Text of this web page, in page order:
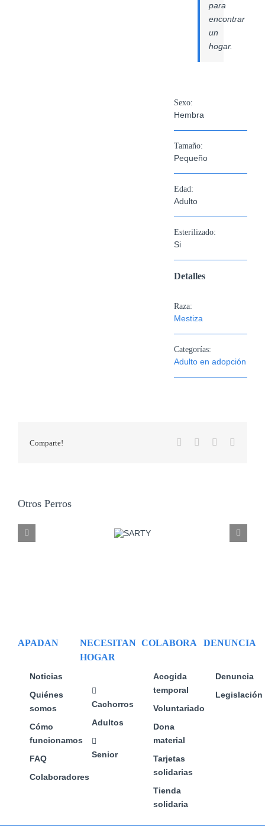
para
encontrar
un
hogar.
Sexo:
Hembra
Tamaño:
Pequeño
Edad:
Adulto
Esterilizado:
Si
Detalles
Raza:
Mestiza
Categorías:
Adulto en adopción
Comparte! Facebook WhatsApp
Otros Perros
CHISPO
APADAN
Noticias
Quiénes
somos
Cómo
funcionamos
FAQ
Colaboradores
NECESITAN
HOGAR
Cachorros
Adultos
Senior
COLABORA
Acogida
temporal
Voluntariado
Dona
material
Tarjetas
solidarias
Tienda
solidaria
DENUNCIA
Denuncia
Legislación